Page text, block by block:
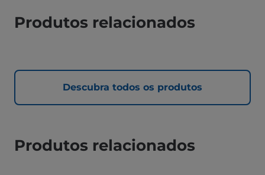
Produtos relacionados
Descubra todos os produtos
Produtos relacionados